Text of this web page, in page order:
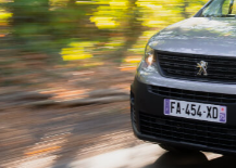
g
a
t
i
o
n